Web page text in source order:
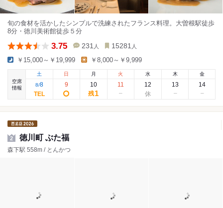
旬の食材を活かしたシンプルで洗練されたフランス料理。大曽根駅徒歩
8分・徳川美術館徒歩５分
3.75 231 人 15281 人
￥15,000～￥19,999 ￥8,000～￥9,999
空席
情報
土
8/8
日
9
月
10
残1
火
11
水
12
木
13
金
14
2 徳川町 ぶた福
森下駅 558m / とんかつ